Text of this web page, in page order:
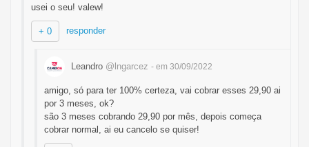
usei o seu! valew!
+ 0 responder
Leandro @lngarcez - em 30/09/2022
amigo, só para ter 100% certeza, vai cobrar esses 29,90 ai
por 3 meses, ok?
são 3 meses cobrando 29,90 por mês, depois começa
cobrar normal, ai eu cancelo se quiser!